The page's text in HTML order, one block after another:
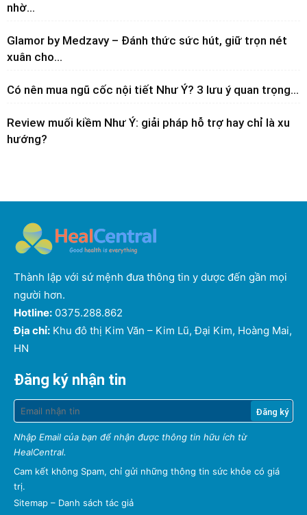
nhờ...
Glamor by Medzavy – Đánh thức sức hút, giữ trọn nét
xuân cho...
Có nên mua ngũ cốc nội tiết Như Ý? 3 lưu ý quan trọng...
Review muối kiềm Như Ý: giải pháp hỗ trợ hay chỉ là xu
hướng?
Thành lập với sứ mệnh đưa thông tin y dược đến gần mọi
người hơn.
Hotline: 0375.288.862
Địa chỉ: Khu đô thị Kim Văn – Kim Lũ, Đại Kim, Hoàng Mai,
HN
Đăng ký nhận tin
Nhập Email của bạn để nhận được thông tin hữu ích từ
HealCentral.
Cam kết không Spam, chỉ gửi những thông tin sức khỏe có giá
trị.
Sitemap – Danh sách tác giả